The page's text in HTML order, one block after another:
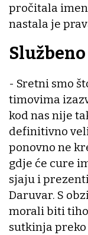
pročitala
nastala je
- Sretni smo
timovima
kod nas nije
definitivno
ponovno ne
gdje će cure
sjaju i
Daruvar. S
morali biti
sutkinja